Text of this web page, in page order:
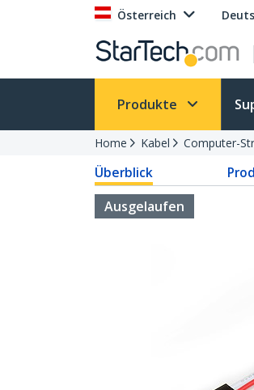
Österreich
Produkte
Home Kabel Computer-
Überblick
Ausgelaufen